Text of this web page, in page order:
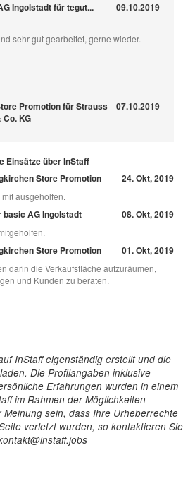
Ingolstadt für tegut...
09.10.2019
sehr gut gearbeitet, gerne wieder.
Promotion für Strauss
KG
07.10.2019
Einsätze über InStaff
Store Promotion
24. Okt, 2019
ausgeholfen.
AG Ingolstadt 08. Okt, 2019
Store Promotion 01. Okt, 2019
darin die Verkaufsfläche aufzuräumen,
und Kunden zu beraten.
InStaff eigenständig erstellt und die
Die Profilangaben inklusive
Erfahrungen wurden in einem
im Rahmen der Möglichkeiten
sein, dass Ihre Urheberrechte
verletzt wurden, so kontaktieren Sie